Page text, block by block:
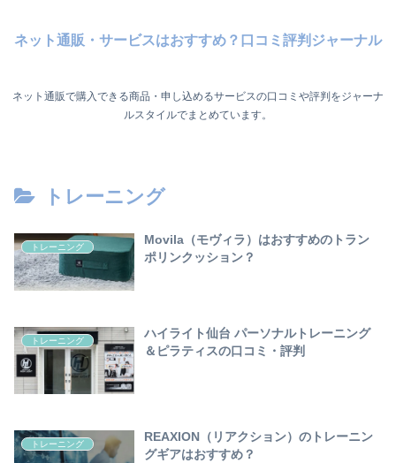
ネット通販・サービスはおすすめ？口コミ評判ジャーナル
ネット通販で購入できる商品・申し込めるサービスの口コミや評判をジャーナ
ルスタイルでまとめています。
トレーニング
トレーニング
Movila（モヴィラ）はおすすめのトラン
ポリンクッション？
トレーニング
ハイライト仙台 パーソナルトレーニング
＆ピラティスの口コミ・評判
トレーニング
REAXION（リアクション）のトレーニン
グギアはおすすめ？